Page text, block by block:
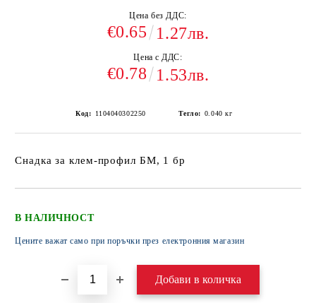
Цена без ДДС:
€0.65 1.27лв.
Цена с ДДС:
€0.78 1.53лв.
Код: 1104040302250 Тегло: 0.040 кг
Снадка за клем-профил БМ, 1 бр
В НАЛИЧНОСТ
Цените важат само при поръчки през електронния магазин